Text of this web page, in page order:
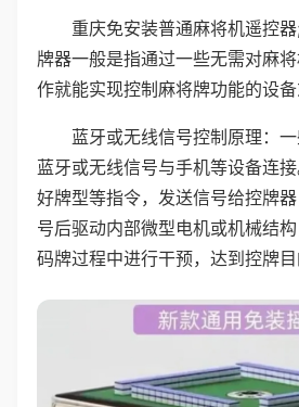
重庆免安装普通麻将机遥控
牌器一般是指通过一些无需对麻
作就能实现控制麻将牌功能的设备
蓝牙或无线信号控制原理：
蓝牙或无线信号与手机等设备连
好牌型等指令，发送信号给控牌
号后驱动内部微型电机或机械结构
码牌过程中进行干预，达到控牌目